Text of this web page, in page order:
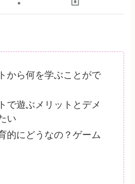
から何を学ぶことがで
で遊ぶメリットとデメ
い
的にどうなの？ゲーム